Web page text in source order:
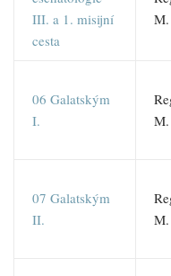
III. a 1. misijní
cesta
06 Galatským
I.
07 Galatským
II.